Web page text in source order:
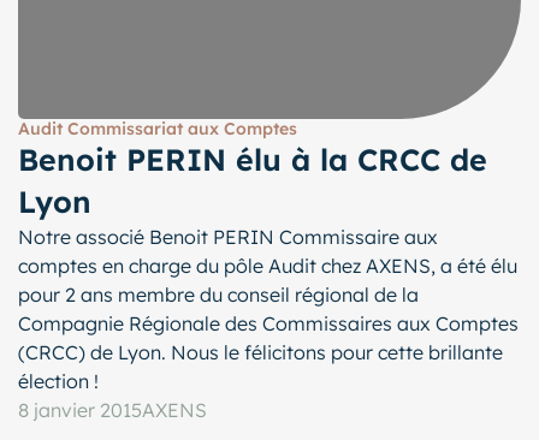
Audit Commissariat aux Comptes
Benoit PERIN élu à la CRCC de
Lyon
Notre associé Benoit PERIN Commissaire aux
comptes en charge du pôle Audit chez AXENS, a été élu
pour 2 ans membre du conseil régional de la
Compagnie Régionale des Commissaires aux Comptes
(CRCC) de Lyon. Nous le félicitons pour cette brillante
élection !
8 janvier 2015AXENS